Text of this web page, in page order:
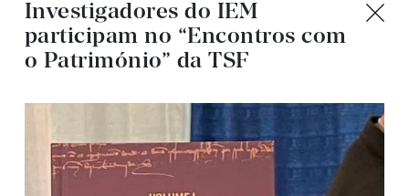
Investigadores do IEM
participam no “Encontros com
o Património” da TSF